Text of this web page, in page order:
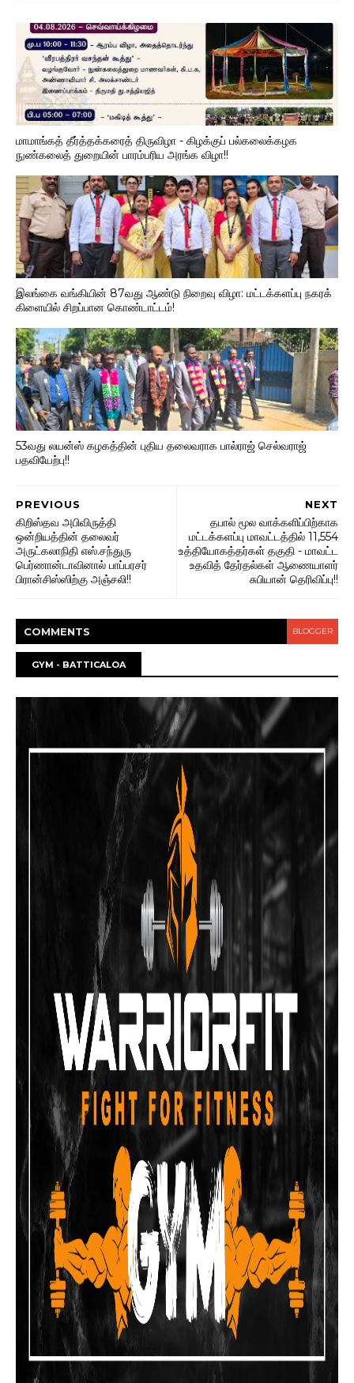
மாமாங்கத் தீர்த்தக்கரைத் திருவிழா - கிழக்குப் பல்கலைக்கழக
நுண்கலைத் துறையின் பாரம்பரிய அரங்க விழா!!
இலங்கை வங்கியின் 87வது ஆண்டு நிறைவு விழா: மட்டக்களப்பு நகரக்
கிளையில் சிறப்பான கொண்டாட்டம்!
53வது லயன்ஸ் கழகத்தின் புதிய தலைவராக பால்ராஜ் செல்வராஜ்
பதவியேற்பு!!
NEXT
தபால் மூல வாக்களிப்பிற்காக
மட்டக்களப்பு மாவட்டத்தில் 11,554
உத்தியோகத்தர்கள் தகுதி - மாவட்ட
உதவித் தேர்தல்கள் ஆணையாளர்
சுபியான் தெரிவிப்பு!!
PREVIOUS
கிறிஸ்தவ அபிவிருத்தி
ஒன்றியத்தின் தலைவர்
அருட்கலாநிதி எஸ்.சந்துரு
பெர்ணான்டாவினால் பாப்பரசர்
பிரான்சிஸ்ஸிற்கு அஞ்சலி!!
COMMENTS BLOGGER
GYM - BATTICALOA